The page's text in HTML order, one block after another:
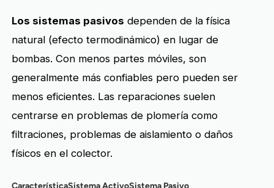
Los sistemas pasivos dependen de la física
natural (efecto termodinámico) en lugar de
bombas. Con menos partes móviles, son
generalmente más confiables pero pueden ser
menos eficientes. Las reparaciones suelen
centrarse en problemas de plomería como
filtraciones, problemas de aislamiento o daños
físicos en el colector.
CaracterísticaSistema ActivoSistema Pasivo